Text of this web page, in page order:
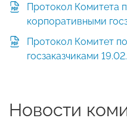
Протокол Комитета
корпоративными
Протокол Комитет
госзаказчиками
Новости